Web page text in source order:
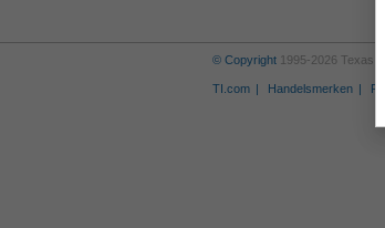
© Copyright 1995-2026 Texas
TI.com Handelsmerken